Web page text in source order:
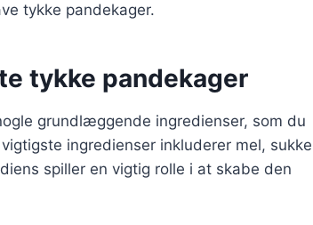
tykke pandekager.
tykke pandekager
grundlæggende ingredienser, som du
ingredienser inkluderer mel,
spiller en vigtig rolle i at skabe den